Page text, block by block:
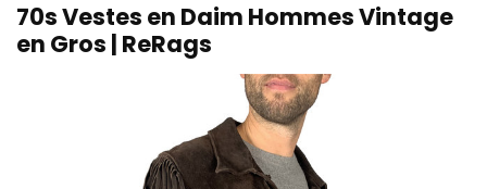
70s Vestes en Daim Hommes Vintage
en Gros | ReRags